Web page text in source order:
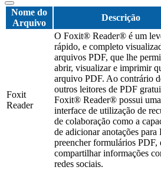
Nome do
Arquivo
Descrição
Foxit
Reader
O Foxit® Reader® é um
rápido, e completo
arquivos PDF, que lhe
abrir, visualizar e imprimir
arquivo PDF. Ao contrário
outros leitores de PDF
Foxit® Reader® possui
interface de utilização de
de colaboração como a
de adicionar anotações para
preencher formulários PDF,
compartilhar informações
redes sociais.